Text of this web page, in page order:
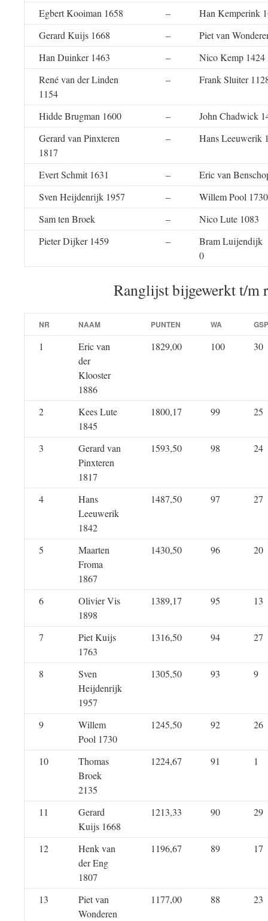
Egbert Kooiman 1658 –
Han Kemperink
Gerard Kuijs 1668
–
Piet van
Han Duinker 1463
–
Nico Kemp 1424
René van der Linden
1154
– Frank Sluiter
Hidde Brugman 1600 –
John Chadwick
Gerard van Pinxteren
1817
– Hans Leeuwerik
Evert Schmit 1631 –
Eric van
Sven Heijdenrijk 1957
–
Willem Pool 1730
Sam ten Broek
–
Nico Lute 1083
Pieter Dijker 1459
–
Bram
0
Ranglijst bijgewerkt t/m
NR NAAM PUNTEN WA GSP
1
Eric van
der
Klooster
1886
1829,00 100 30
2
Kees Lute
1845
1800,17 99 25
3
Gerard van
Pinxteren
1817
1593,50 98 24
4
Hans
Leeuwerik
1842
1487,50 97 27
5
Maarten
Froma
1867
1430,50 96 20
6
Olivier Vis
1898
1389,17 95 13
7
Piet Kuijs
1763
1316,50 94 27
8
Sven
Heijdenrijk
1957
1305,50 93 9
9
Willem
Pool 1730
1245,50 92 26
10
Thomas
Broek
2135
1224,67 91 1
11
Gerard
Kuijs 1668
1213,33 90 29
12
Henk van
der Eng
1807
1196,67 89 17
13
Piet van
Wonderen
1177,00 88 23